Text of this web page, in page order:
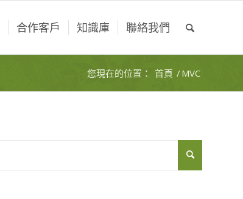
合作客戶 知識庫 聯絡我們
您現在的位置： 首頁 / MVC